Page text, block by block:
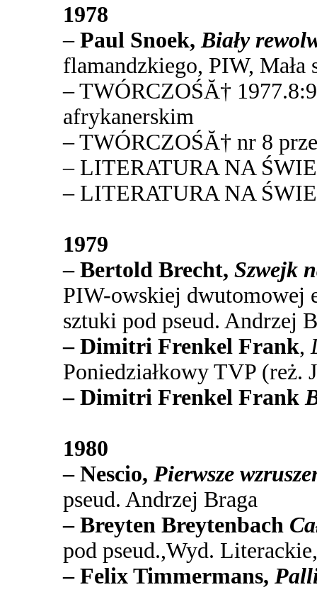
1978
– Paul Snoek,Biały
flamandzkiego, PIW, Mała
– TWÓRCZOŚĂ†
afrykanerskim
– TWÓRCZOŚĂ† nr 8
– LITERATURA NA
– LITERATURA NA
1979
– Bertold Brecht, Szwejk
PIW-owskiej dwutomowej
sztuki pod pseud. Andrzej
– Dimitri Frenkel Frank,
Poniedziałkowy TVP (reż.
– Dimitri Frenkel Frank
1980
– Nescio, Pierwsze
pseud. Andrzej Braga
– Breyten Breytenbach
pod pseud.,Wyd.
– Felix Timmermans,